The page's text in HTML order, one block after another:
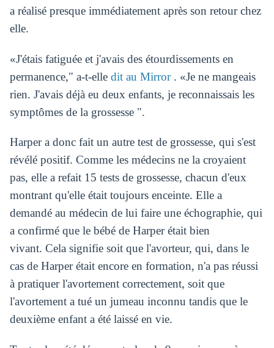
a réalisé presque immédiatement après son retour chez
elle.
«J'étais fatiguée et j'avais des étourdissements en
permanence," a-t-elle dit au Mirror. «Je ne mangeais
rien. J'avais déjà eu deux enfants, je reconnaissais les
symptômes de la grossesse ".
Harper a donc fait un autre test de grossesse, qui s'est
révélé positif. Comme les médecins ne la croyaient
pas, elle a refait 15 tests de grossesse, chacun d'eux
montrant qu'elle était toujours enceinte. Elle a
demandé au médecin de lui faire une échographie, qui
a confirmé que le bébé de Harper était bien
vivant. Cela signifie soit que l'avorteur, qui, dans le
cas de Harper était encore en formation, n'a pas réussi
à pratiquer l'avortement correctement, soit que
l'avortement a tué un jumeau inconnu tandis que le
deuxième enfant a été laissé en vie.